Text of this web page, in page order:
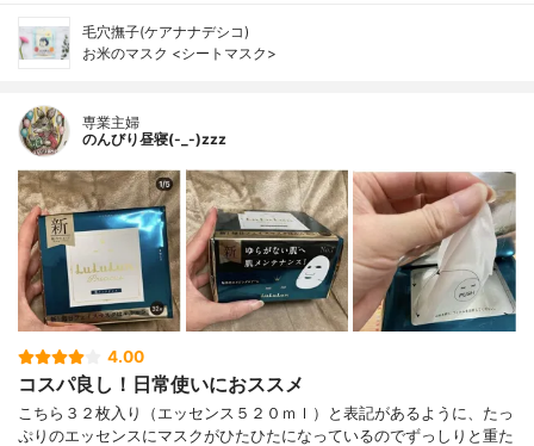
毛穴撫子(ケアナナデシコ)
お米のマスク <シートマスク>
専業主婦
のんびり昼寝(-_-)zzz
4.00
コスパ良し！日常使いにおススメ
こちら３２枚入り（エッセンス５２０ｍｌ）と表記があるように、たっ
ぷりのエッセンスにマスクがひたひたになっているのでずっしりと重た